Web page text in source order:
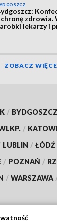
zdrowia.
lekarzy i
ZOBACZ
/ BYDGOSZCZ
/
LUBLIN / ŁÓDŹ
/ POZNAŃ /
/ WARSZAWA